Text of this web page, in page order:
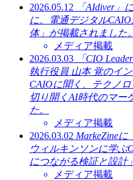
2026.05.12
「AIdiver」
に。電通デジタル
体」が掲載されました。
メディア掲載
2026.03.03
「CIO
執行役員 山本 覚のイ
CAIOに聞く、テクノ
切り開くAI時代のマー
た。
メディア掲載
2026.03.02 MarkeZineに
ウィルキンソンに学ぶ
につながる検証と設計
メディア掲載